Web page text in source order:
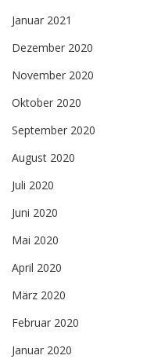
Januar 2021
Dezember 2020
November 2020
Oktober 2020
September 2020
August 2020
Juli 2020
Juni 2020
Mai 2020
April 2020
März 2020
Februar 2020
Januar 2020